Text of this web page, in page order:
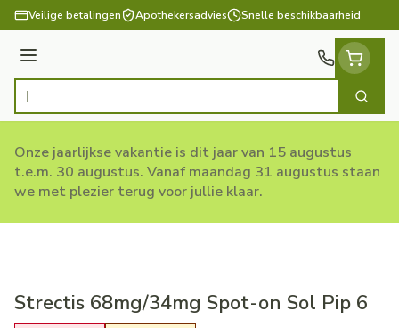
Ga naar de inhoud
Veilige betalingen Apothekersadvies Snelle beschikbaarheid
Menu
Product, merk, categorie... Zoek
Onze jaarlijkse vakantie is dit jaar van 15 augustus
t.e.m. 30 augustus. Vanaf maandag 31 augustus staan
we met plezier terug voor jullie klaar.
Strectis 68mg/34mg Spot-on Sol Pip 6